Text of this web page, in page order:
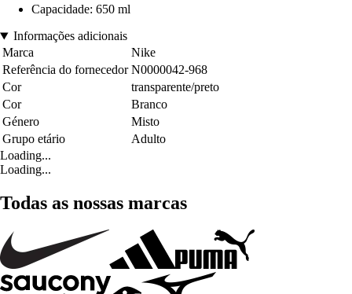
Capacidade: 650 ml
Informações adicionais
Marca
Nike
Referência do fornecedor N0000042-968
Cor
transparente/preto
Cor
Branco
Género
Misto
Grupo etário
Adulto
Loading...
Loading...
Todas as nossas marcas